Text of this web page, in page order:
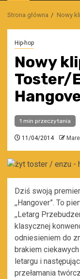
Strona główna Nowy
Hip-hop
Nowy
Toster/
1 min przeczytania
11/04/2014
Dziś swoją
,,Hangover”. To
,,Letarg
klasycznej
odniesieniem do
brakiem
letargu i
przełamania